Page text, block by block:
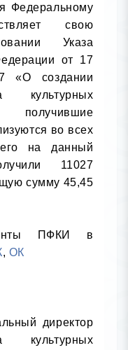
Федеральному
свою
Указа
от 17
создании
культурных
получившие
во всех
на данный
11027
сумму 45,45
ПФКИ в
, ОК
директор
культурных